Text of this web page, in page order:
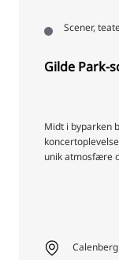
Scener,
Gilde Park-
Midt i byparken
unik atmosfære